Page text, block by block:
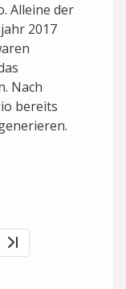
Alleine der
2017
Nach
bereits